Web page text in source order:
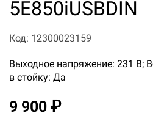
5E850iUSBDIN
Код: 12300023159
Выходное напряжение: 231 В;
в стойку: Да
9 900 ₽